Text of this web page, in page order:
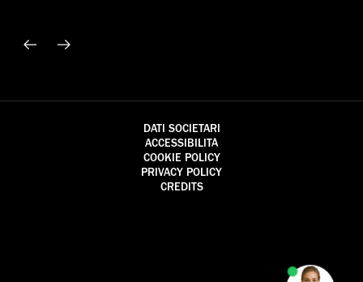
DATI SOCIETARI
ACCESSIBILITÀ
COOKIE POLICY
PRIVACY POLICY
CREDITS